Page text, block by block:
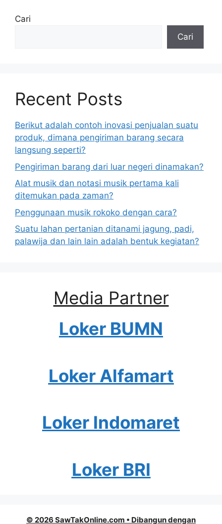
Cari
Cari
Recent Posts
Berikut adalah contoh inovasi penjualan suatu
produk, dimana pengiriman barang secara
langsung seperti?
Pengiriman barang dari luar negeri dinamakan?
Alat musik dan notasi musik pertama kali
ditemukan pada zaman?
Penggunaan musik rokoko dengan cara?
Suatu lahan pertanian ditanami jagung, padi,
palawija dan lain lain adalah bentuk kegiatan?
Media Partner
Loker BUMN
Loker Alfamart
Loker Indomaret
Loker BRI
© 2026 SawTakOnline.com • Dibangun dengan